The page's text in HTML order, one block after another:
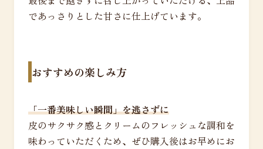
であっさりとした甘さに仕上げています。
おすすめの楽しみ方
「一番美味しい瞬間」を逃さずに
皮のサクサク感とクリームのフレッシュな調和を
味わっていただくため、ぜひ購入後はお早めにお